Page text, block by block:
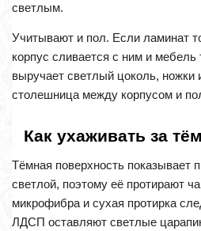
светлым.
Учитывают и пол. Если ламинат
корпус сливается с ним и мебель
выручает светлый цоколь, ножки
столешница между корпусом и
Как ухаживать за
Тёмная поверхность показывает
светлой, поэтому её протирают
микрофибра и сухая протирка
ЛДСП оставляют светлые